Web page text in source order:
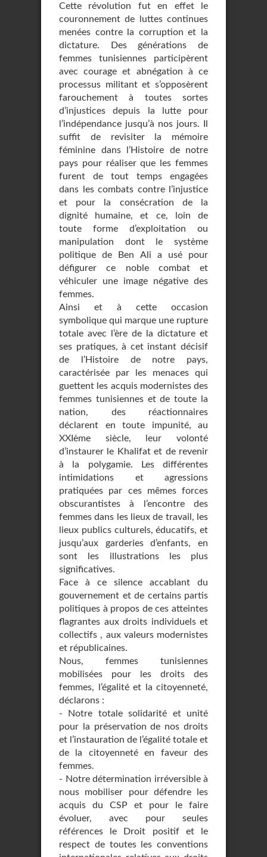
Cette révolution fut en effet le
couronnement de luttes continues
menées contre la corruption et la
dictature. Des générations de
femmes tunisiennes participèrent
avec courage et abnégation à ce
processus militant et s’opposèrent
farouchement à toutes sortes
d’injustices depuis la lutte pour
l’indépendance jusqu’à nos jours. Il
suffit de revisiter la mémoire
féminine dans l’Histoire de notre
pays pour réaliser que les femmes
furent de tout temps engagées
dans les combats contre l’injustice
et pour la consécration de la
dignité humaine, et ce, loin de
toute forme d’exploitation ou
manipulation dont le système
politique de Ben Ali a usé pour
défigurer ce noble combat et
véhiculer une image négative des
femmes.
Ainsi et à cette occasion
symbolique qui marque une rupture
totale avec l’ère de la dictature et
ses pratiques, à cet instant décisif
de l’Histoire de notre pays,
caractérisée par les menaces qui
guettent les acquis modernistes des
femmes tunisiennes et de toute la
nation, des réactionnaires
déclarent en toute impunité, au
XXIème siècle, leur volonté
d’instaurer le Khalifat et de revenir
à la polygamie. Les différentes
intimidations et agressions
pratiquées par ces mêmes forces
obscurantistes à l’encontre des
femmes dans les lieux de travail, les
lieux publics culturels, éducatifs, et
jusqu’aux garderies d’enfants, en
sont les illustrations les plus
significatives.
Face à ce silence accablant du
gouvernement et de certains partis
politiques à propos de ces atteintes
flagrantes aux droits individuels et
collectifs , aux valeurs modernistes
et républicaines.
Nous, femmes tunisiennes
mobilisées pour les droits des
femmes, l’égalité et la citoyenneté,
déclarons :
- Notre totale solidarité et unité
pour la préservation de nos droits
et l’instauration de l’égalité totale et
de la citoyenneté en faveur des
femmes.
- Notre détermination irréversible à
nous mobiliser pour défendre les
acquis du CSP et pour le faire
évoluer, avec pour seules
références le Droit positif et le
respect de toutes les conventions